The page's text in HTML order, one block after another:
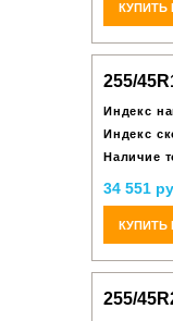
КУПИТЬ
255/
Индекс
Индекс
Наличие
34 551
КУПИТЬ
255/